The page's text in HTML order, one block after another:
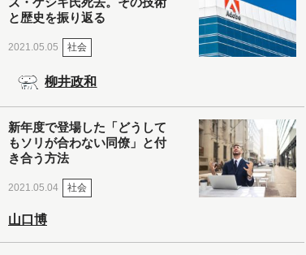
と歴史を振り返る
2021.05.05 社会
柳井政和
新年度で登場した「どうして
もソリが合わない同僚」と付
き合う方法
2021.05.04 社会
山口博